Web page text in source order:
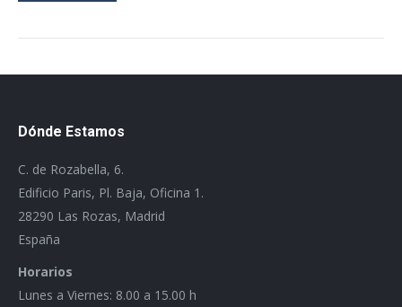
Dónde Estamos
C. de Rozabella, 6.
Edificio Paris, Pl. Baja, Oficina 1.
28290 Las Rozas, Madrid
España
Horarios
Lunes a Viernes: 8.00 a 15.00 h